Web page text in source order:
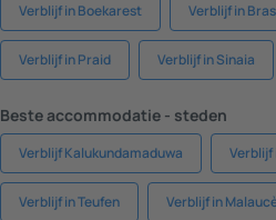
Verblijf in Boekarest Verblijf in
Verblijf in Praid Verblijf in Sinaia
Beste accommodatie - steden
Verblijf Kalukundamaduwa Verblijf
Verblijf in Teufen Verblijf in